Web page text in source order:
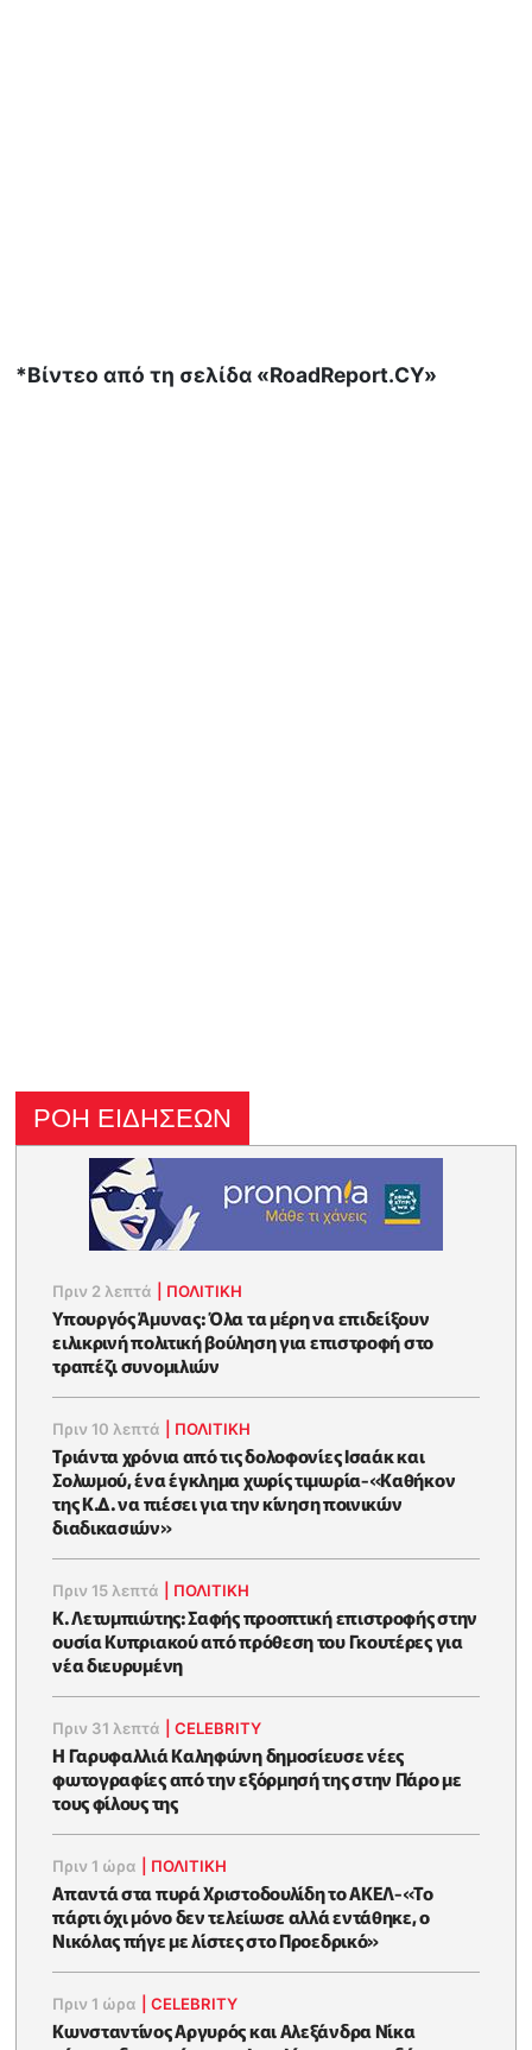
*Βίντεο από τη σελίδα «RoadReport.CY»
ΡΟΗ ΕΙΔΗΣΕΩΝ
Πριν 2 λεπτά ΠΟΛΙΤΙΚΗ
Υπουργός Άμυνας: Όλα τα μέρη να επιδείξουν
ειλικρινή πολιτική βούληση για επιστροφή στο
τραπέζι συνομιλιών
Πριν 10 λεπτά ΠΟΛΙΤΙΚΗ
Τριάντα χρόνια από τις δολοφονίες Ισαάκ και
Σολωμού, ένα έγκλημα χωρίς τιμωρία-«Καθήκον
της Κ.Δ. να πιέσει για την κίνηση ποινικών
διαδικασιών»
Πριν 15 λεπτά ΠΟΛΙΤΙΚΗ
K. Λετυμπιώτης: Σαφής προοπτική επιστροφής στην
ουσία Κυπριακού από πρόθεση του Γκουτέρες για
νέα διευρυμένη
Πριν 31 λεπτά |CELEBRITY
Η Γαρυφαλλιά Καληφώνη δημοσίευσε νέες
φωτογραφίες από την εξόρμησή της στην Πάρο με
τους φίλους της
Πριν 1 ώρα ΠΟΛΙΤΙΚΗ
Απαντά στα πυρά Χριστοδουλίδη το ΑΚΕΛ-«Το
πάρτι όχι μόνο δεν τελείωσε αλλά εντάθηκε, ο
Νικόλας πήγε με λίστες στο Προεδρικό»
Πριν 1 ώρα |CELEBRITY
Κωνσταντίνος Αργυρός και Αλεξάνδρα Νίκα